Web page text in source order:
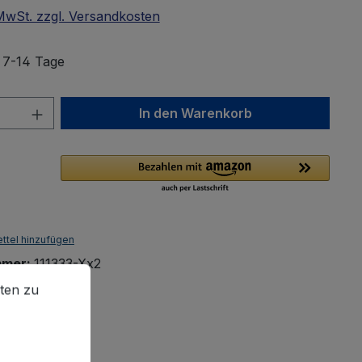
zzgl. Versandkosten
14 Tage
Anzahl: Gib den gewünschten Wert
In den Warenkorb
hinzufügen
111333-Xx2
g
zu können.
Mehr Informationen ...
zu